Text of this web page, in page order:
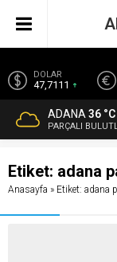
DOLAR
47,7111
ADANA 36 °C
PARÇALI
Etiket: adana
Anasayfa » Etiket: adana